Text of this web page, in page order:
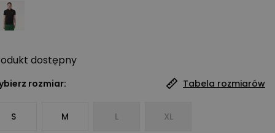
dostępny
rozmiar: Tabela rozmiarów
S M L XL